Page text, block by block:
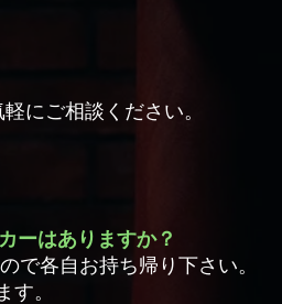
にご相談ください。
ーはありますか？
で各自お持ち帰り下さい。
。